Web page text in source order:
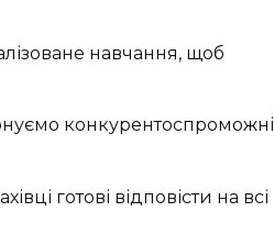
навчання, щоб
конкурентоспроможні
готові відповісти на всі